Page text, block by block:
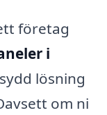
företag
i
lösning
om ni